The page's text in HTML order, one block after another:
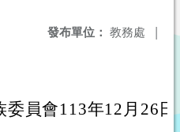
發布單位： 教務處 |
委員會113年12月26